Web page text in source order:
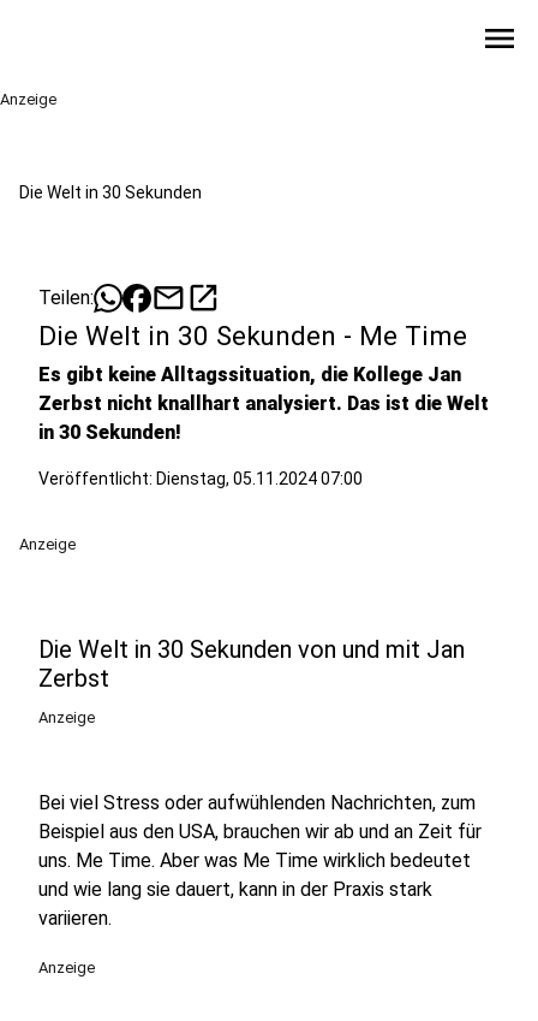
menu
Anzeige
Die Welt in 30 Sekunden
Teilen: mailopen_in_new
Die Welt in 30 Sekunden - Me Time
Es gibt keine Alltagssituation, die Kollege Jan
Zerbst nicht knallhart analysiert. Das ist die Welt
in 30 Sekunden!
Veröffentlicht: Dienstag, 05.11.2024 07:00
Anzeige
Die Welt in 30 Sekunden von und mit Jan
Zerbst
Anzeige
Bei viel Stress oder aufwühlenden Nachrichten, zum
Beispiel aus den USA, brauchen wir ab und an Zeit für
uns. Me Time. Aber was Me Time wirklich bedeutet
und wie lang sie dauert, kann in der Praxis stark
variieren.
Anzeige